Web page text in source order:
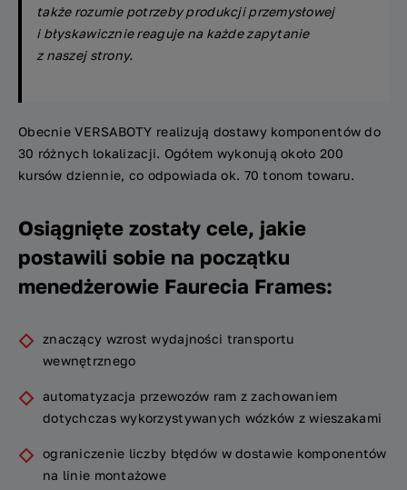
takżerozumie potrzeby produkcji przemysłowej
i błyskawicznie reaguje na każde zapytanie
z naszej strony.
Obecnie VERSABOTY realizują dostawy komponentów do
30 różnych lokalizacji. Ogółem wykonują około 200
kursów dziennie, co odpowiada ok. 70 tonom towaru.
Osiągnięte zostały cele, jakie
postawili sobie na początku
menedżerowie Faurecia Frames:
znaczący wzrost wydajności transportu
wewnętrznego
automatyzacja przewozów ram z zachowaniem
dotychczas wykorzystywanych wózków z wieszakami
ograniczenie liczby błędów w dostawie komponentów
na linie montażowe